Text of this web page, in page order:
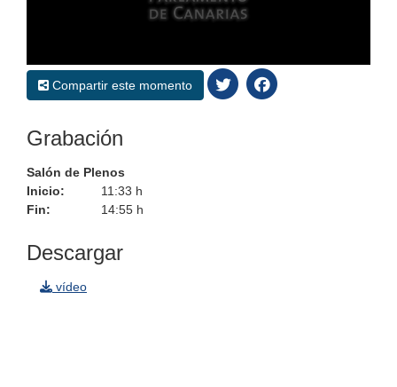
0
seconds
of
seconds
Compartir este momento
Grabación
Salón de Plenos
Inicio:
11:33 h
Fin:
14:55 h
Descargar
vídeo